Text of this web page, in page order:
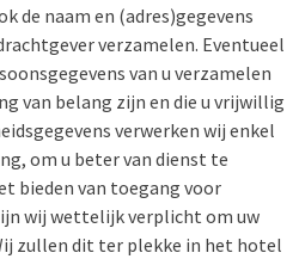
de naam en (adres)gegevens
verzamelen. Eventueel
van u verzamelen
van belang zijn en die u vrijwillig
verwerken wij enkel
om u beter van dienst te
bieden van toegang voor
wij wettelijk verplicht om uw
zullen dit ter plekke in het hotel